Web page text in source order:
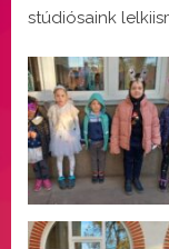
stúdiósaink